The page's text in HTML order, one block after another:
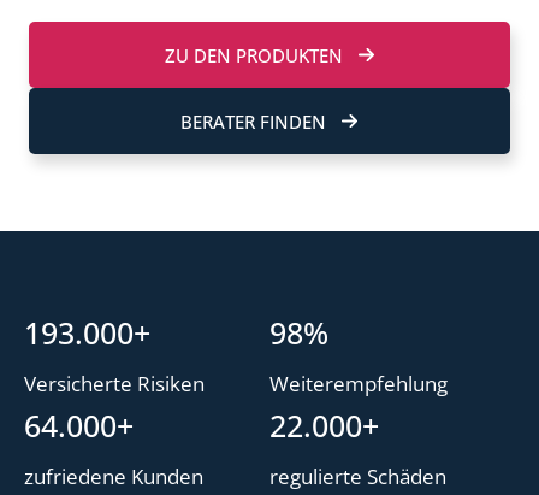
ZU DEN PRODUKTEN
BERATER FINDEN
193.000+
Versicherte Risiken
98%
Weiterempfehlung
64.000+
zufriedene Kunden
22.000+
regulierte Schäden